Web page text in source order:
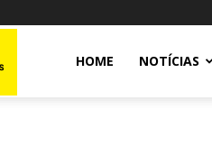
HOME NOTÍCIAS